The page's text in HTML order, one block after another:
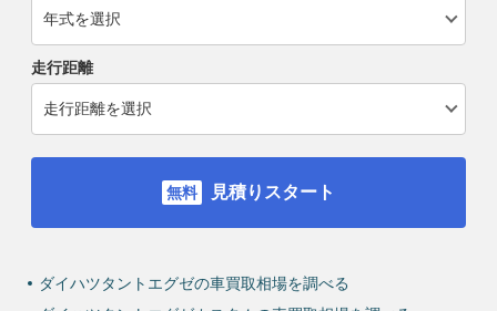
走行距離
見積りスタート
ダイハツタントエグゼの車買取相場を調べる